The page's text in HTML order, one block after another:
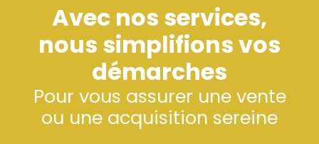
Avec nos services,
nous simplifions vos
démarches
Pour vous assurer une vente
ou une acquisition sereine